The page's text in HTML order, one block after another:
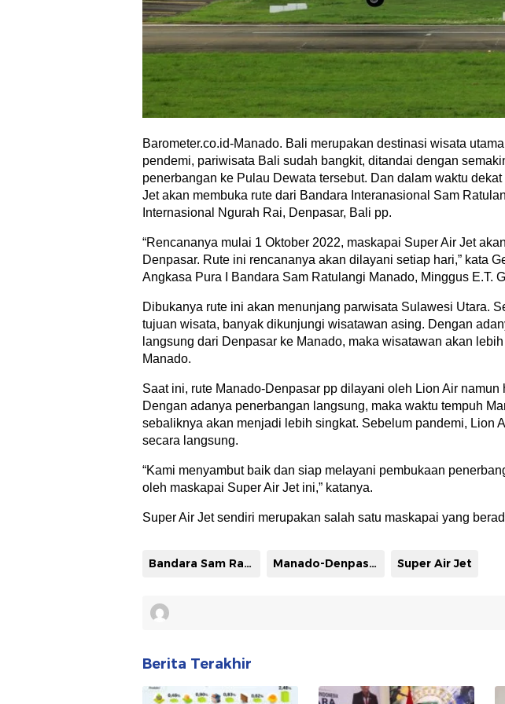
Barometer.co.id-Manado. Bali merupakan destinasi wisata
pendemi, pariwisata Bali sudah bangkit, ditandai dengan
penerbangan ke Pulau Dewata tersebut. Dan dalam waktu
Jet akan membuka rute dari Bandara Interanasional Sam
Internasional Ngurah Rai, Denpasar, Bali pp.
“Rencananya mulai 1 Oktober 2022, maskapai Super Air Jet
Denpasar. Rute ini rencananya akan dilayani setiap hari,” kata
Angkasa Pura I Bandara Sam Ratulangi Manado, Minggus E.T.
Dibukanya rute ini akan menunjang parwisata Sulawesi Utara.
tujuan wisata, banyak dikunjungi wisatawan asing. Dengan
langsung dari Denpasar ke Manado, maka wisatawan akan
Manado.
Saat ini, rute Manado-Denpasar pp dilayani oleh Lion Air namun
Dengan adanya penerbangan langsung, maka waktu tempuh
sebaliknya akan menjadi lebih singkat. Sebelum pandemi, Lion
secara langsung.
“Kami menyambut baik dan siap melayani pembukaan
oleh maskapai Super Air Jet ini,” katanya.
Super Air Jet sendiri merupakan salah satu maskapai yang
Bandara Sam Ratulangi Manado-Denpasar Super Air Jet
Berita Terakhir